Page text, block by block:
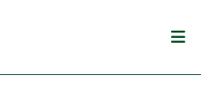
de Agronomía